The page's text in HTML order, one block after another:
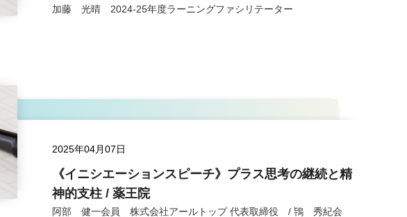
加藤 光晴 2024-25年度ラーニングファシリテーター
2025年04月07日
《イニシエーションスピーチ》プラス思考の継続と精
神的支柱 / 薬王院
阿部 健一会員 株式会社アールトップ 代表取締役 / 鴇 秀紀会